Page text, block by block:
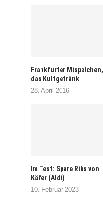
Frankfurter Mispelchen,
das Kultgetränk
28. April 2016
Im Test: Spare Ribs von
Käfer (Aldi)
10. Februar 2023